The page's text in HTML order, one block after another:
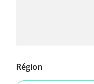
Région